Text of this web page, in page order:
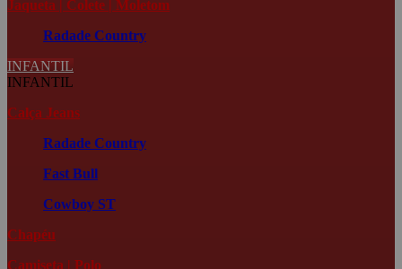
Jaqueta | Colete | Moletom
Radade Country
INFANTIL
INFANTIL
Calça Jeans
Radade Country
Fast Bull
Cowboy ST
Chapéu
Camiseta | Polo